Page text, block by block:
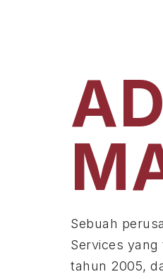
Sebuah
Services
tahun 2005,